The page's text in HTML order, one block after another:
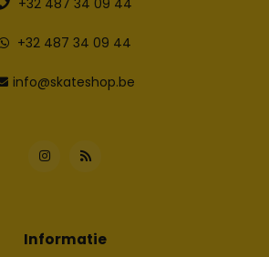
+32 487 34 09 44
+32 487 34 09 44
info@skateshop.be
Informatie